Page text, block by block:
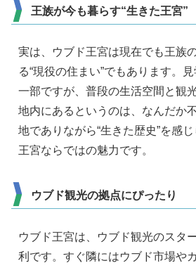
王族が今も暮らす“生きた王宮”
実は、ウブド王宮は現在でも王族
る“現役の住まい”でもあります。
一部ですが、普段の生活空間と観
地内にあるというのは、なんだか
地でありながら“生きた歴史”を感
王宮ならではの魅力です。
ウブド観光の拠点にぴったり
ウブド王宮は、ウブド観光のスタ
利です。すぐ隣にはウブド市場や